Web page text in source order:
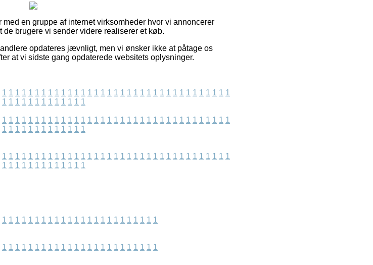
en gruppe af internet virksomheder hvor vi annoncerer
brugere vi sender videre realiserer et køb.
opdateres jævnligt, men vi ønsker ikke at påtage os
at vi sidste gang opdaterede websitets oplysninger.
1 1 1 1 1 1 1 1 1 1 1 1 1 1 1 1 1 1 1 1 1 1 1 1 1 1 1 1 1 1 1 1 1 1 1
1 1 1 1 1 1 1 1 1 1 1 1 1
1 1 1 1 1 1 1 1 1 1 1 1 1 1 1 1 1 1 1 1 1 1 1 1 1 1 1 1 1 1 1 1 1 1 1
1 1 1 1 1 1 1 1 1 1 1 1 1
1 1 1 1 1 1 1 1 1 1 1 1 1 1 1 1 1 1 1 1 1 1 1 1 1 1 1 1 1 1 1 1 1 1 1
1 1 1 1 1 1 1 1 1 1 1 1 1
1 1 1 1 1 1 1 1 1 1 1 1 1 1 1 1 1 1 1 1 1 1 1 1
1 1 1 1 1 1 1 1 1 1 1 1 1 1 1 1 1 1 1 1 1 1 1 1